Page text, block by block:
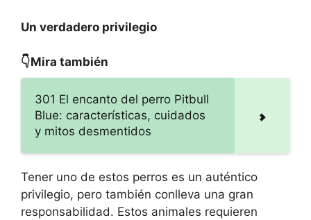
Un verdadero privilegio
👇Mira también
301 El encanto del perro Pitbull
Blue: características, cuidados
y mitos desmentidos
Tener uno de estos perros es un auténtico
privilegio, pero también conlleva una gran
responsabilidad. Estos animales requieren